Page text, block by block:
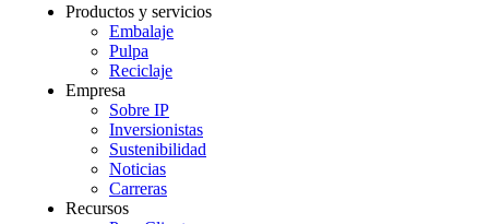
Productos y servicios
Embalaje
Pulpa
Reciclaje
Empresa
Sobre IP
Inversionistas
Sustenibilidad
Noticias
Carreras
Recursos